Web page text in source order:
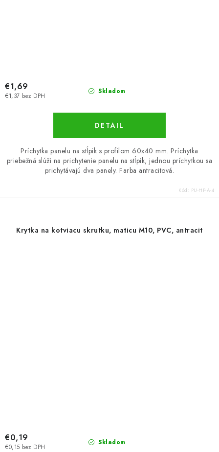
Skladom
€1,37 bez DPH
€1,69
DETAIL
Príchytka panelu na stĺpik s profilom 60x40 mm. Príchytka
priebežná slúži na prichytenie panelu na stĺpik, jednou príchytkou sa
prichytávajú dva panely. Farba antracitová.
Kód: PU-HP-A-4
Krytka na kotviacu skrutku, maticu M10, PVC, antracit
Skladom
€0,15 bez DPH
€0,19